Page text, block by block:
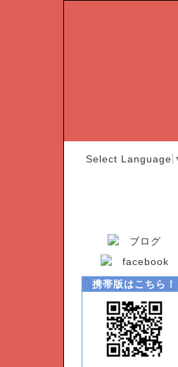
Select Language
携帯版はこちら！